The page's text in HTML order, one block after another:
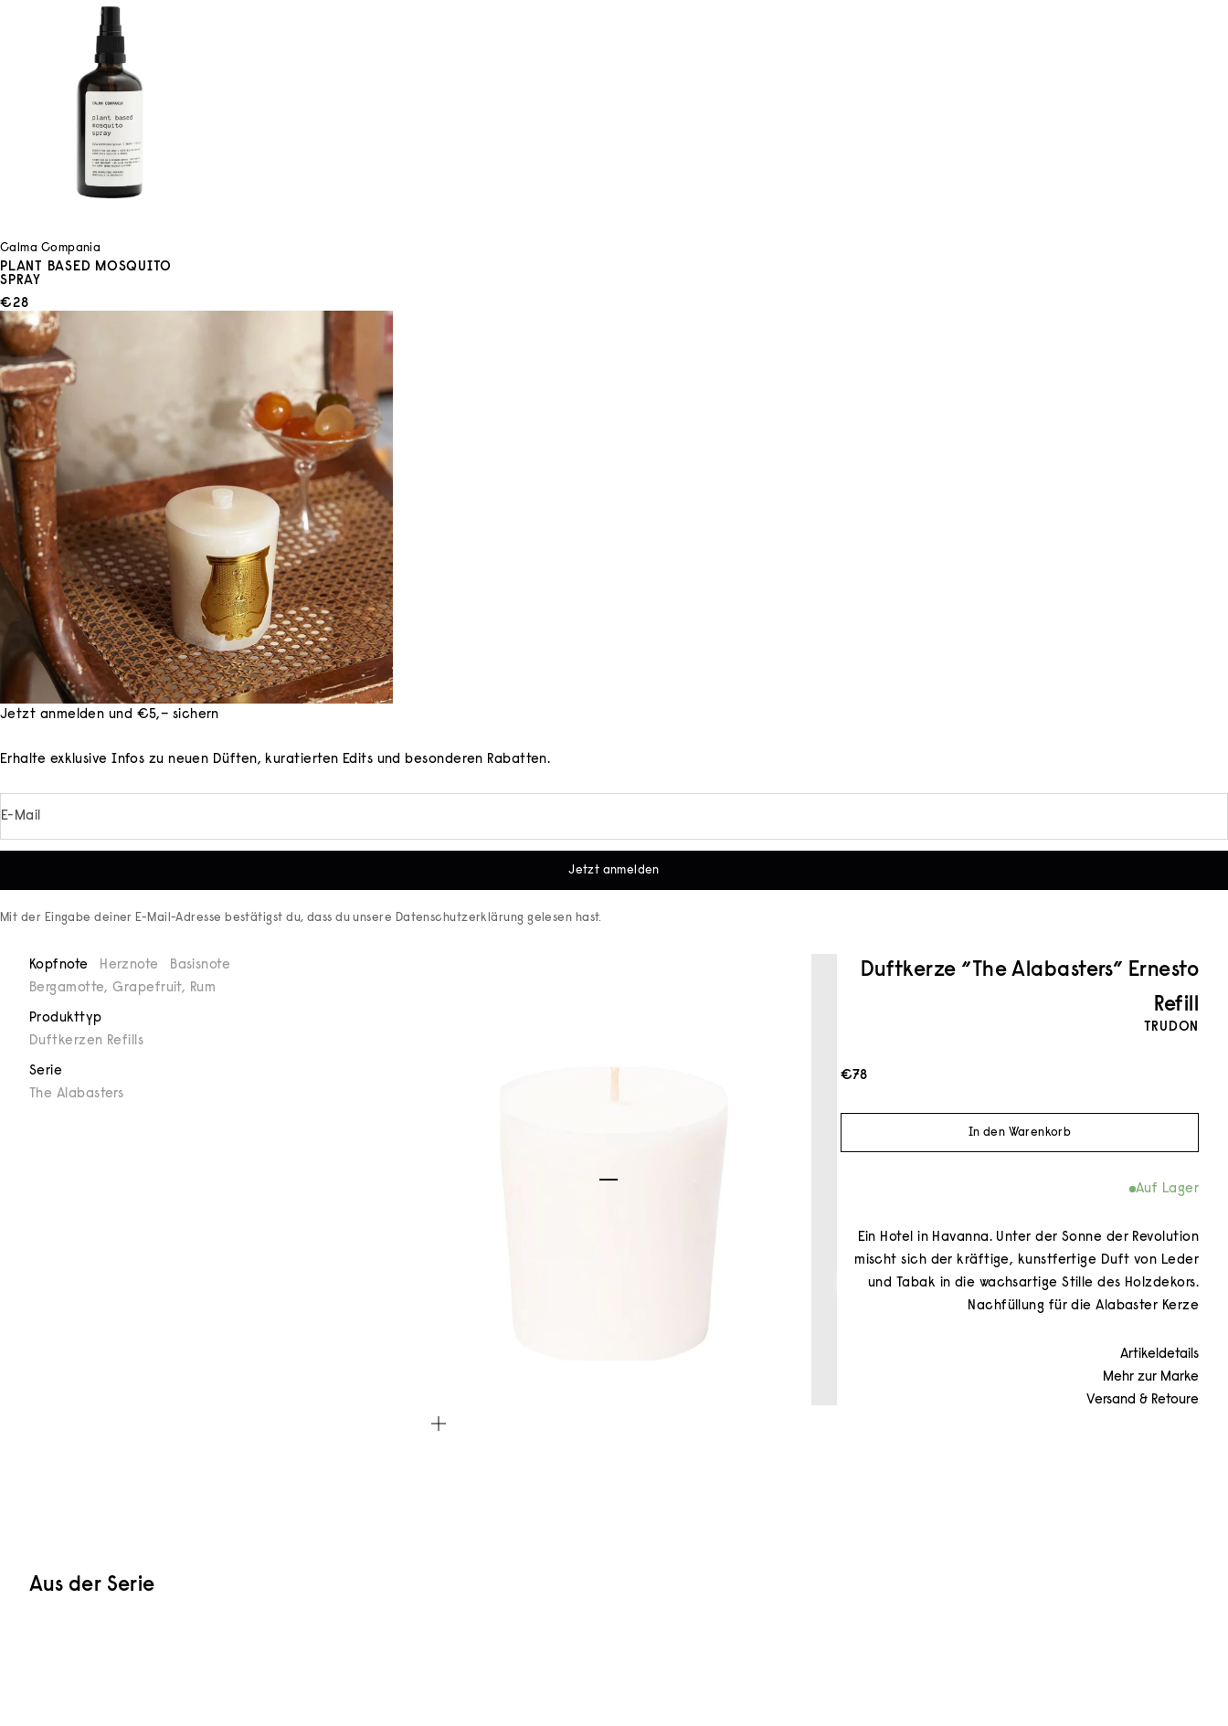
Calma Compania
PLANT BASED MOSQUITO
SPRAY
ANGEBOT
€28
Jetzt anmelden und €5,– sichern
Erhalte exklusive Infos zu neuen Düften, kuratierten Edits und besonderen Rabatten.
E-Mail
Jetzt anmelden
Mit der Eingabe deiner E-Mail-Adresse bestätigst du, dass du unsere Datenschutzerklärung gelesen hast.
Kopfnote Herznote
Basisnote
Bergamotte, Grapefruit, Rum
Produkttyp
Duftkerzen Refills
Serie
The Alabasters
Duftkerze “The Alabasters” Ernesto
Refill
TRUDON
Angebot
€78
In den Warenkorb
Auf Lager
Ein Hotel in Havanna. Unter der Sonne der Revolution
mischt sich der kräftige, kunstfertige Duft von Leder
und Tabak in die wachsartige Stille des Holzdekors.
Nachfüllung für die Alabaster Kerze
Artikeldetails
Mehr zur Marke
Versand & Retoure
Aus der Serie